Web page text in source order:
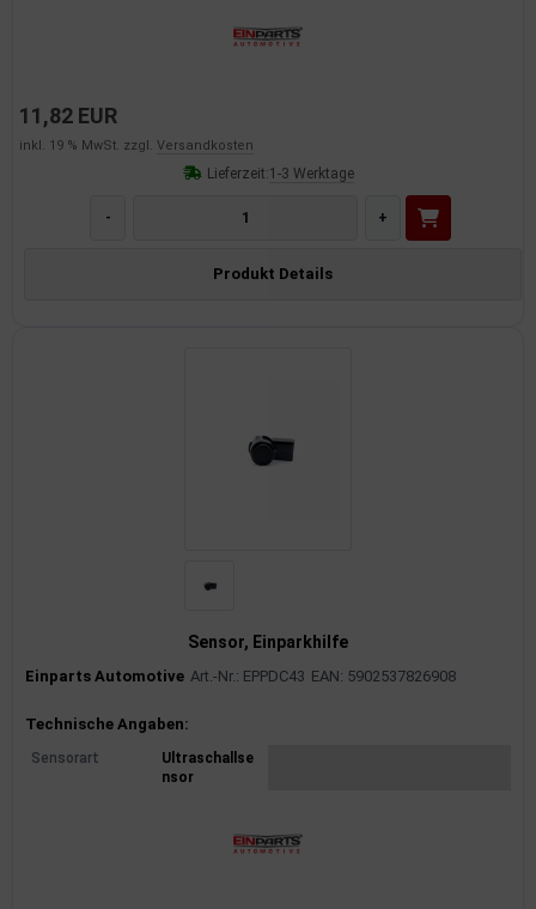
11,82 EUR
inkl. 19 % MwSt. zzgl. Versandkosten
Lieferzeit:1-3 Werktage
- +
Produkt Details
Sensor, Einparkhilfe
Einparts Automotive Art.-Nr.: EPPDC43 EAN: 5902537826908
Produktinformationen
Technische Angaben:
Sensorart
Ultraschallse
nsor